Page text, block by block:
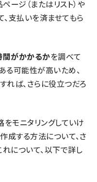
ージ（またはリスト）や
支払いを済ませてもら
がかかるかを調べて
る可能性が高いため、
れば、さらに役立つだろ
モニタリングしていけ
成する方法について、さ
れについて、以下で詳し